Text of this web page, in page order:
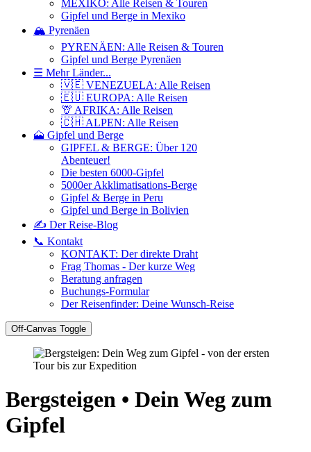
MEXIKO: Alle Reisen & Touren
Gipfel und Berge in Mexiko
🏔️ Pyrenäen
PYRENÄEN: Alle Reisen & Touren
Gipfel und Berge Pyrenäen
☰ Mehr Länder...
🇻🇪 VENEZUELA: Alle Reisen
🇪🇺 EUROPA: Alle Reisen
🦒 AFRIKA: Alle Reisen
🇨🇭 ALPEN: Alle Reisen
🗻 Gipfel und Berge
GIPFEL & BERGE: Über 120
Abenteuer!
Die besten 6000-Gipfel
5000er Akklimatisations-Berge
Gipfel & Berge in Peru
Gipfel und Berge in Bolivien
✍️ Der Reise-Blog
📞 Kontakt
KONTAKT: Der direkte Draht
Frag Thomas - Der kurze Weg
Beratung anfragen
Buchungs-Formular
Der Reisenfinder: Deine Wunsch-Reise
Off-Canvas Toggle
Bergsteigen • Dein Weg zum
Gipfel